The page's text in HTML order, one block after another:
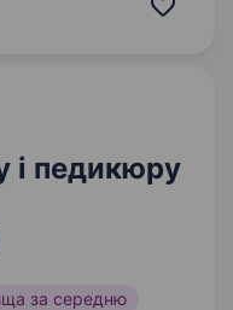
і педикюру
за середню